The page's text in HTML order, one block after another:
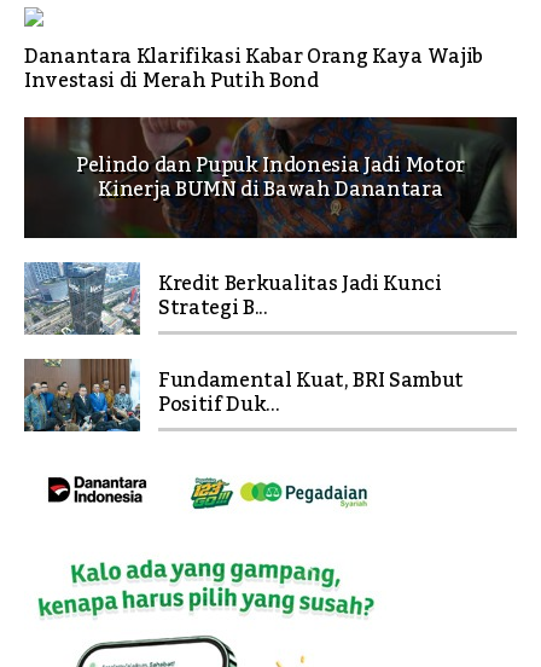
Danantara Klarifikasi Kabar Orang Kaya Wajib
Investasi di Merah Putih Bond
Pelindo dan Pupuk Indonesia Jadi Motor
Kinerja BUMN di Bawah Danantara
Kredit Berkualitas Jadi Kunci
Strategi B...
Fundamental Kuat, BRI Sambut
Positif Duk...